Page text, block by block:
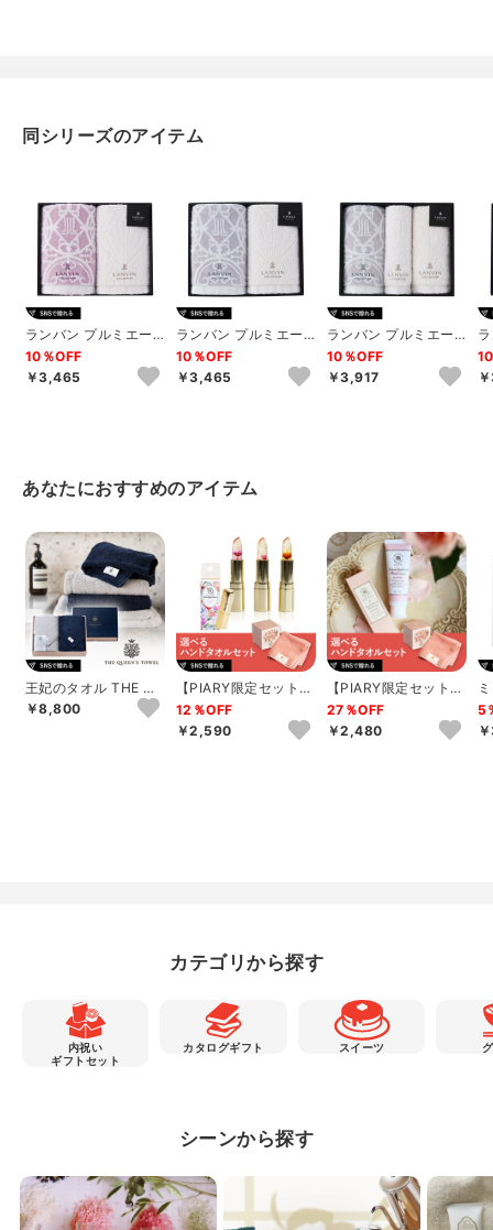
同シリーズのアイテム
ランバン プルミエー
ル フェイスタオル2P
（パープル）
10％OFF
￥3,465
ランバン プルミエー
ル フェイスタオル2P
（グレー）
10％OFF
￥3,465
ランバン プルミエー
ル フェイス2P･ウォッ
シュタオル1...
10％OFF
￥3,917
あなたにおすすめのアイテム
王妃のタオル THE QU
EEN’S TOWEL バス
タ...
￥8,800
【PIARY限定セット】
選べるTHE QUEEN’S
T...
12％OFF
￥2,590
【PIARY限定セット】
選べるTHE QUEEN’S
T...
27％OFF
￥2,480
5
カテゴリから探す
内祝い
ギフトセット
カタログギフト スイーツ
シーンから探す